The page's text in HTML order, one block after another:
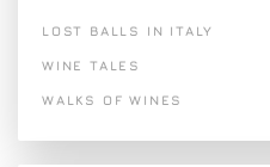
LOST BALLS IN ITALY
WINE TALES
WALKS OF WINES